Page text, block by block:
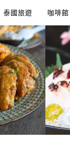
泰國旅遊 咖啡館